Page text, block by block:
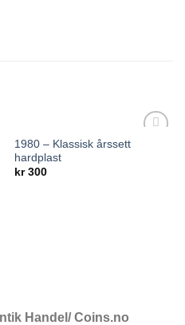
1980 – Klassisk årssett
hardplast
kr300
Handel/ Coins.no